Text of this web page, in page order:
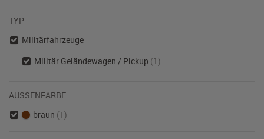
TYP
Militärfahrzeuge
Militär Geländewagen / Pickup (1)
AUSSENFARBE
braun (1)